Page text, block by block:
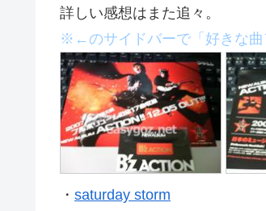
詳しい感想はまた追々。
※←のサイドバーで「好きな曲
・ saturday storm